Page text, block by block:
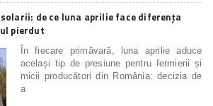
de ce luna aprilie face diferența
pierdut
În fiecare primăvară, luna aprilie aduce
același tip de presiune pentru fermierii și
micii producători din România: decizia de
a